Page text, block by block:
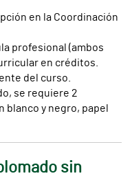
en la Coordinación
profesional (ambos
en créditos.
del curso.
se requiere 2
y negro, papel
sin